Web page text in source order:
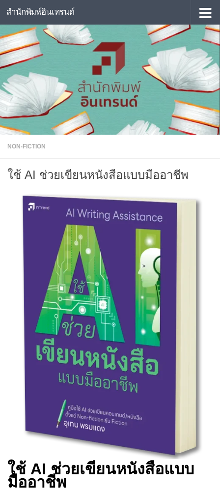
Skip to content
สำนักพิมพ์อินเทรนด์
NON-FICTION
ใช้ AI ช่วยเขียนหนังสือแบบมืออาชีพ
ใช้ AI ช่วยเขียนหนังสือแบบ
มืออาชีพ